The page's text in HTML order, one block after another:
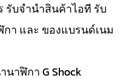
รับจำนำสินค้าไอที รับ
า และ ของแบรนด์เนม
าฬิกา G Shock